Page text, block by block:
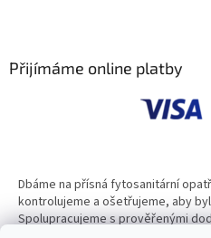
Přijímáme online platby
Dbáme na přísná fytosanitární
kontrolujeme a ošetřujeme, aby
Spolupracujeme s prověřenými